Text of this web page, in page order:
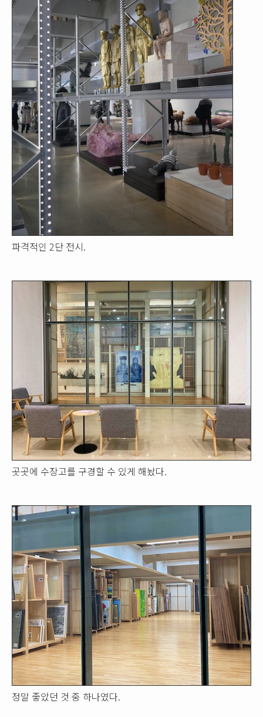
파격적인 2단 전시.
곳곳에 수장고를 구경할 수 있게 해놨다.
정말 좋았던 것 중 하나였다.